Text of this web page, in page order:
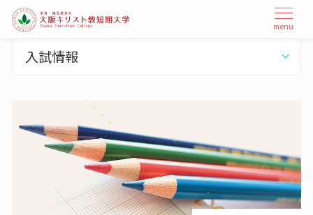
本
文
プ
メ
ニ
ー
menu
入試情報